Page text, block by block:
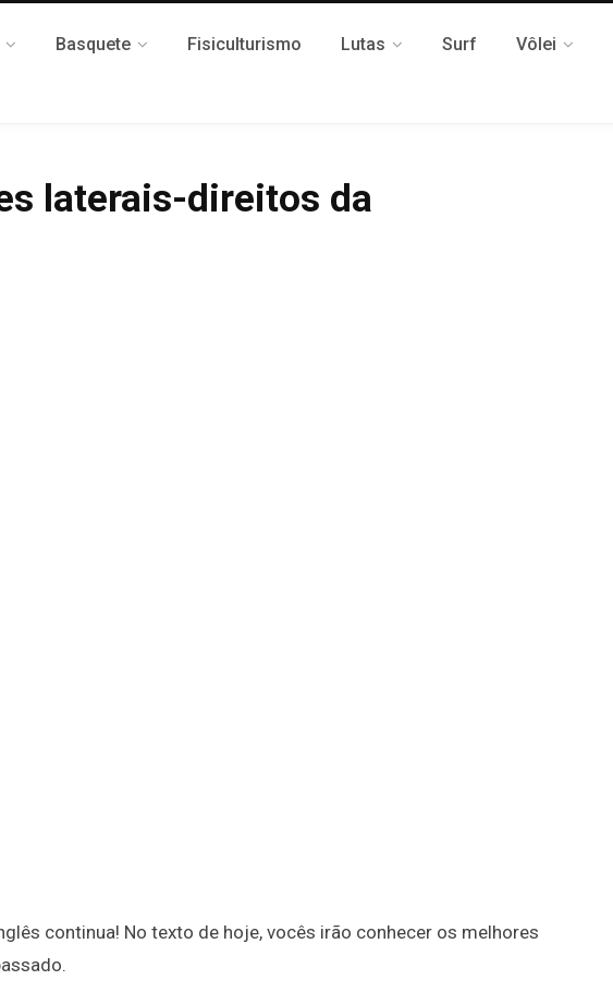
Basquete Fisiculturismo Lutas Surf Vôlei
laterais-direitos da
continua! No texto de hoje, vocês irão conhecer os melhores